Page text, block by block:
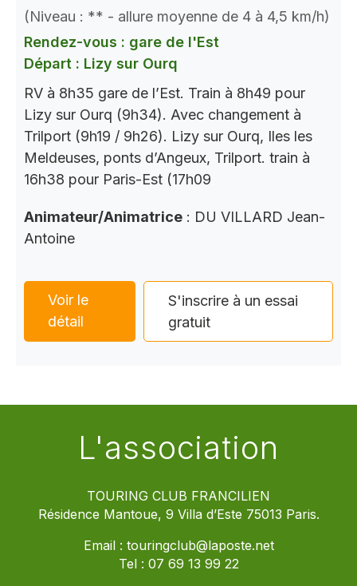
(Niveau : ** - allure moyenne de 4 à 4,5 km/h)
Rendez-vous : gare de l'Est
Départ : Lizy sur Ourq
RV à 8h35 gare de l’Est. Train à 8h49 pour
Lizy sur Ourq (9h34). Avec changement à
Trilport (9h19 / 9h26). Lizy sur Ourq, Iles les
Meldeuses, ponts d’Angeux, Trilport. train à
16h38 pour Paris-Est (17h09
Animateur/Animatrice : DU VILLARD Jean-
Antoine
Voir le
détail
S'inscrire à un essai
gratuit
L'association
TOURING CLUB FRANCILIEN
Résidence Mantoue, 9 Villa d’Este 75013 Paris.
Email : touringclub@laposte.net
Tel : 07 69 13 99 22